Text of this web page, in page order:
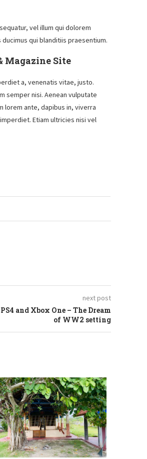
vel illum qui dolorem
qui blanditiis praesentium.
Magazine Site
a, venenatis vitae, justo.
semper nisi. Aenean vulputate
lorem ante, dapibus in, viverra
Etiam ultricies nisi vel
next post
and Xbox One – The Dream
of WW2 setting